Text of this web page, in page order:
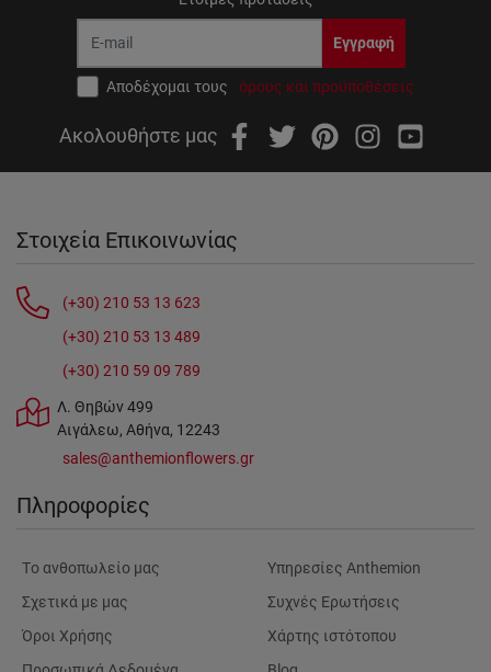
Εγγραφή
Αποδέχομαι τους όρους και προϋποθέσεις
Ακολουθήστε μας
Στοιχεία Επικοινωνίας
(+30) 210 53 13 623
(+30) 210 53 13 489
(+30) 210 59 09 789
Λ. Θηβών 499
Αιγάλεω, Αθήνα, 12243
sales@anthemionflowers.gr
Πληροφορίες
Tο ανθοπωλείο μας
Σχετικά με μας
Όροι Χρήσης
Υπηρεσίες Anthemion
Συχνές Ερωτήσεις
Χάρτης ιστότοπου